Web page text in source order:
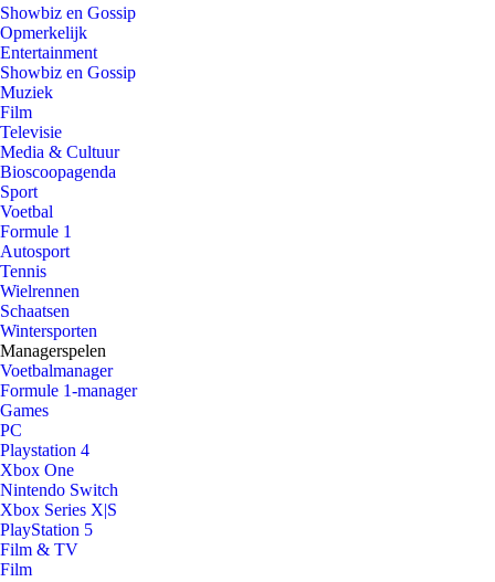
Showbiz en Gossip
Opmerkelijk
Entertainment
Showbiz en Gossip
Muziek
Film
Televisie
Media & Cultuur
Bioscoopagenda
Sport
Voetbal
Formule 1
Autosport
Tennis
Wielrennen
Schaatsen
Wintersporten
Managerspelen
Voetbalmanager
Formule 1-manager
Games
PC
Playstation 4
Xbox One
Nintendo Switch
Xbox Series X|S
PlayStation 5
Film & TV
Film